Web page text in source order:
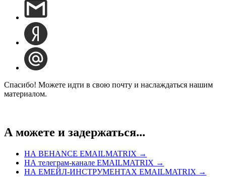
Спасибо! Можете идти в свою почту и наслаждаться нашим
материалом.
А можете и задержаться...
НА BEHANCE EMAILMATRIX →
НА телеграм-канале EMAILMATRIX →
НА ЕМЕЙЛ-ИНСТРУМЕНТАХ EMAILMATRIX →